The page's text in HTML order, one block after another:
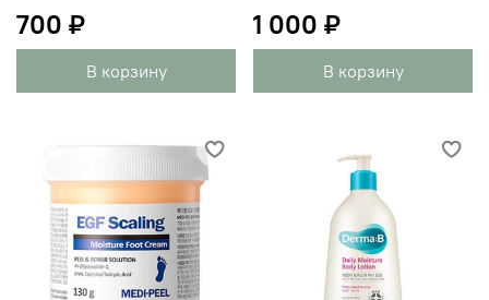
700 ₽
В корзину
1 000 ₽
В корзину